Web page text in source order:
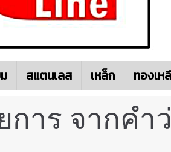
สแตนเลส เหล็ก ทองเ
การ จากค